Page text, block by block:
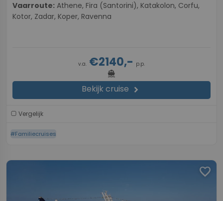
Vaarroute:
Kotor, Zadar, Koper, Ravenna
v.a. €2140,- p.p.
directions_boat
Bekijk cruise chevron_right
Vergelijk
#Familiecruises
favorite